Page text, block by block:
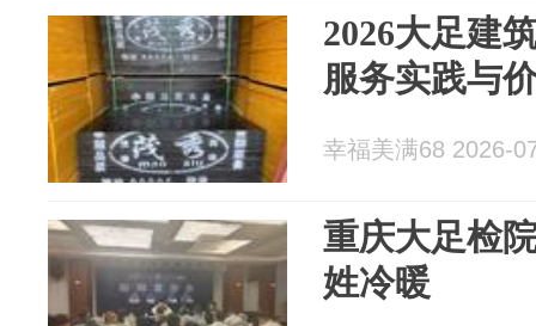
2026大足建
服务实践与
幸福美满68 2026-
重庆大足检
姓冷暖